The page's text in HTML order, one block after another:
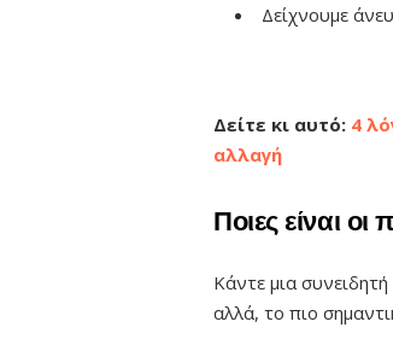
Δείχνουμε
Δείτε κι αυτό: 4
αλλαγή
Ποιες είναι οι
Κάντε μια
αλλά, το πιο